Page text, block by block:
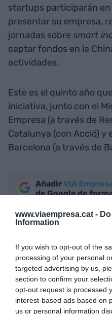
www.viaempresa.cat -
Information
If you wish to opt-out of the
processing of your personal
targeted advertising by us,
section to confirm your
opt-out request is processed
interest-based ads based on
us or personal information
startups participarán en
presentar su empresa,
jornadas sobre smart
captar fondos en la
actividades.
Este es el quinto año
iniciativa, junto con el
Empresa (a través de
Catalunya (con Acció) y
Barcelona (a través de
AñadirVIA
de Google de
actualidad
ACTIVAR AHORA